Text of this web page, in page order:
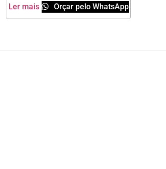
Ler mais Orçar pelo WhatsApp